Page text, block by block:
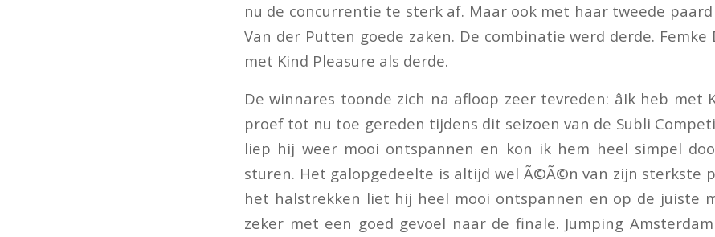
nu de concurrentie te sterk af. Maar ook met haar tweede paard
Van der Putten goede zaken. De combinatie werd derde. Femke
met Kind Pleasure als derde.
De winnares toonde zich na afloop zeer tevreden: âIk heb met
proef tot nu toe gereden tijdens dit seizoen van de Subli
liep hij weer mooi ontspannen en kon ik hem heel simpel
sturen. Het galopgedeelte is altijd wel Ã©Ã©n van zijn sterkste
het halstrekken liet hij heel mooi ontspannen en op de juiste
zeker met een goed gevoel naar de finale. Jumping